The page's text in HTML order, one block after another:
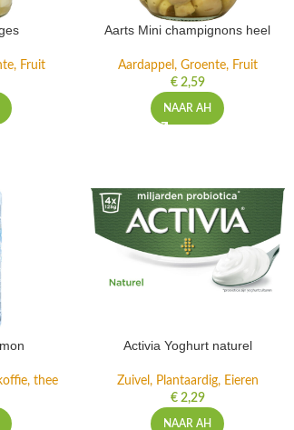
Fruit
Aarts Mini champignons heel
Aardappel, Groente, Fruit
€2,59
NAAR AH
thee
Activia Yoghurt naturel
Zuivel, Plantaardig, Eieren
€2,29
NAAR AH